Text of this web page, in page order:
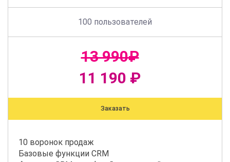
100 пользователей
13 990₽
11 190 ₽
Заказать
10 воронок продаж
Базовые функции CRM